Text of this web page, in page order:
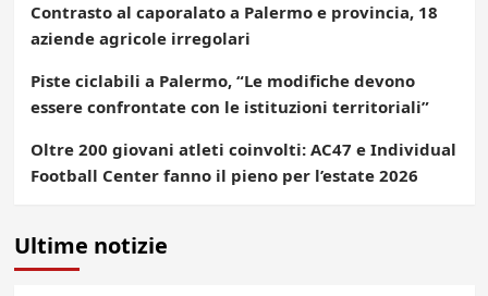
Contrasto al caporalato a Palermo e provincia, 18
aziende agricole irregolari
Piste ciclabili a Palermo, “Le modifiche devono
essere confrontate con le istituzioni territoriali”
Oltre 200 giovani atleti coinvolti: AC47 e Individual
Football Center fanno il pieno per l’estate 2026
Ultime notizie